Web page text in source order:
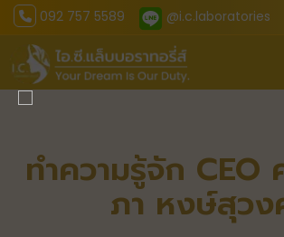
092 757 5589 @i.c.laboratories
ทำความรู้จัก
ภา หงษ์สุว